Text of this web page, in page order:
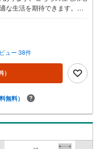
な生活を期待できます。駅
住居専用地域は、ニーズも
平米（公簿）でござ
る売地です。【年中無休/9:
い合わせが集中するため、
・現地を見学する」ボタン
ーズです。■その他、各種ご
広場TOWNSからお客様へ
掲載物件も併せてご紹介可
せ下さい♪駐車場もござい
歓迎です！
ュー 38件
）
無料）